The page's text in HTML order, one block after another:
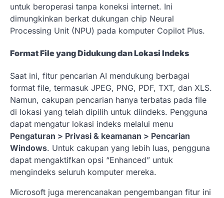
untuk beroperasi tanpa koneksi internet. Ini
dimungkinkan berkat dukungan chip Neural
Processing Unit (NPU) pada komputer Copilot Plus.
Format File yang Didukung dan Lokasi Indeks
Saat ini, fitur pencarian AI mendukung berbagai
format file, termasuk JPEG, PNG, PDF, TXT, dan XLS.
Namun, cakupan pencarian hanya terbatas pada file
di lokasi yang telah dipilih untuk diindeks. Pengguna
dapat mengatur lokasi indeks melalui menu
Pengaturan > Privasi & keamanan > Pencarian
Windows. Untuk cakupan yang lebih luas, pengguna
dapat mengaktifkan opsi “Enhanced” untuk
mengindeks seluruh komputer mereka.
Microsoft juga merencanakan pengembangan fitur ini